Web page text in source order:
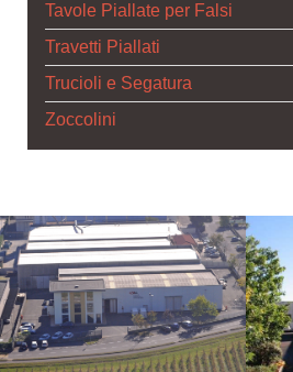
Tavole Piallate per Falsi
Travetti Piallati
Trucioli e Segatura
Zoccolini